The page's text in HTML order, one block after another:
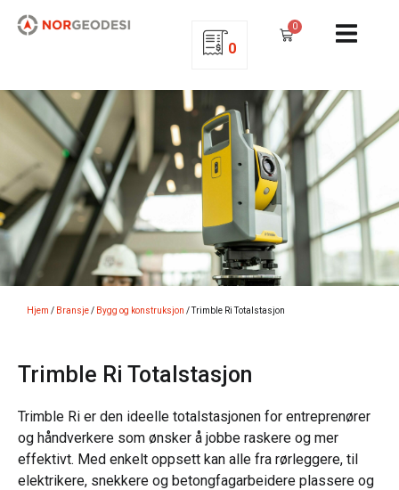
0
0
Hjem / Bransje/ Bygg og konstruksjon / Trimble Ri Totalstasjon
Trimble Ri Totalstasjon
Trimble Ri er den ideelle totalstasjonen for entreprenører
og håndverkere som ønsker å jobbe raskere og mer
effektivt. Med enkelt oppsett kan alle fra rørleggere, til
elektrikere, snekkere og betongfagarbeidere plassere og